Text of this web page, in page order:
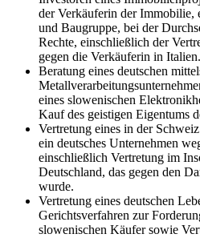
der Verkäuferin der Immobilie,
und Baugruppe, bei der
Rechte, einschließlich der
gegen die Verkäuferin in Italien.
Beratung eines deutschen
eines slowenischen
Kauf des geistigen Eigentums
Vertretung eines in der
ein deutsches Unternehmen
einschließlich Vertretung im
Deutschland, das gegen den
wurde.
Vertretung eines deutschen
Gerichtsverfahren zur
slowenischen Käufer sowie